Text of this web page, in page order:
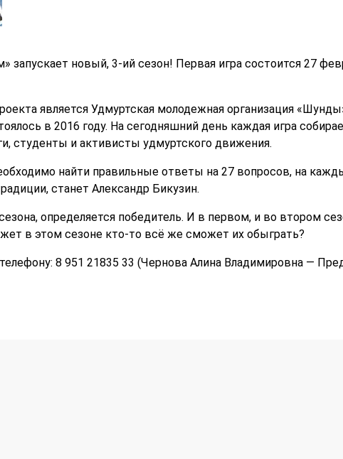
запускает новый, 3-ий сезон! Первая игра состоится 27
является Удмуртская молодежная организация
в 2016 году. На сегодняшний день каждая игра
студенты и активисты удмуртского движения.
найти правильные ответы на 27 вопросов, на
станет Александр Бикузин.
определяется победитель. И в первом, и во втором
в этом сезоне кто-то всё же сможет их обыграть?
8 951 21835 33 (Чернова Алина Владимировна —